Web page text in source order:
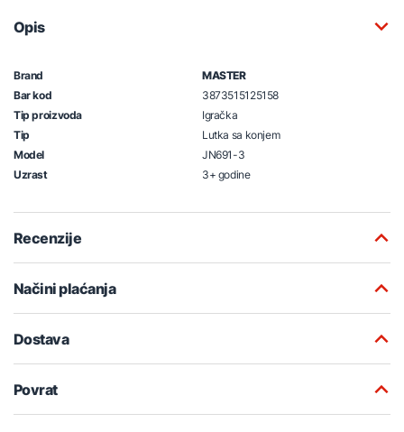
Opis
Brand
MASTER
Bar kod
3873515125158
Tip proizvoda
Igračka
Tip
Lutka sa konjem
Model
JN691-3
Uzrast
3+ godine
Recenzije
Načini plaćanja
Dostava
Povrat